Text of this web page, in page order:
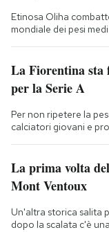
Etinosa Oliha
mondiale dei pesi
La Fiorentina sta
per la Serie A
Per non ripetere la
calciatori giovani e
La prima volta
Mont Ventoux
Un'altra storica salita
dopo la scalata c'è